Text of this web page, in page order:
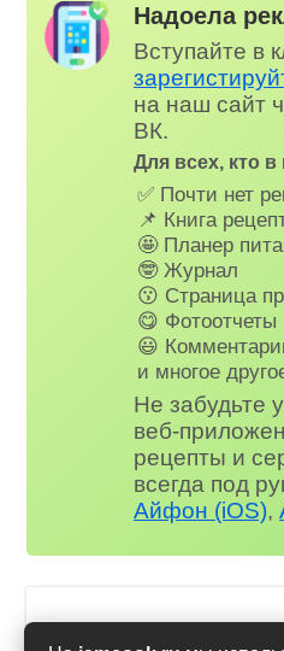
Надоела
Вступайте в
на наш сайт
ВК.
Для всех, кто в
✅ Почти нет
📌 Книга
🤩 Планер
🤓 Журнал
😗 Страница
😋 Фотоотчеты
😃
и многое
Не забудьте
веб-
рецепты и
всегда под
Айфон (iOS),